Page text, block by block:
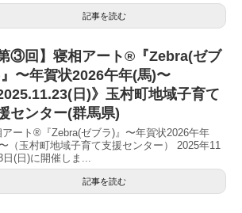
記事を読む
第③回】寝相アート®︎『Zebra(ゼブ
〜年賀状2026午年(馬)〜
2025.11.23(日)》玉村町地域子育て
センター(群馬県)
アート®『Zebra(ゼブラ)』〜年賀状2026午年
（玉村町地域子育て支援センター） 2025年11
日(日)に開催しま...
記事を読む